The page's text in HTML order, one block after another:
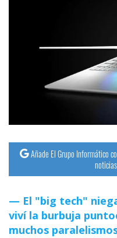
Añade El Grupo Informático
El "big tech"
viví la burbuja
muchos